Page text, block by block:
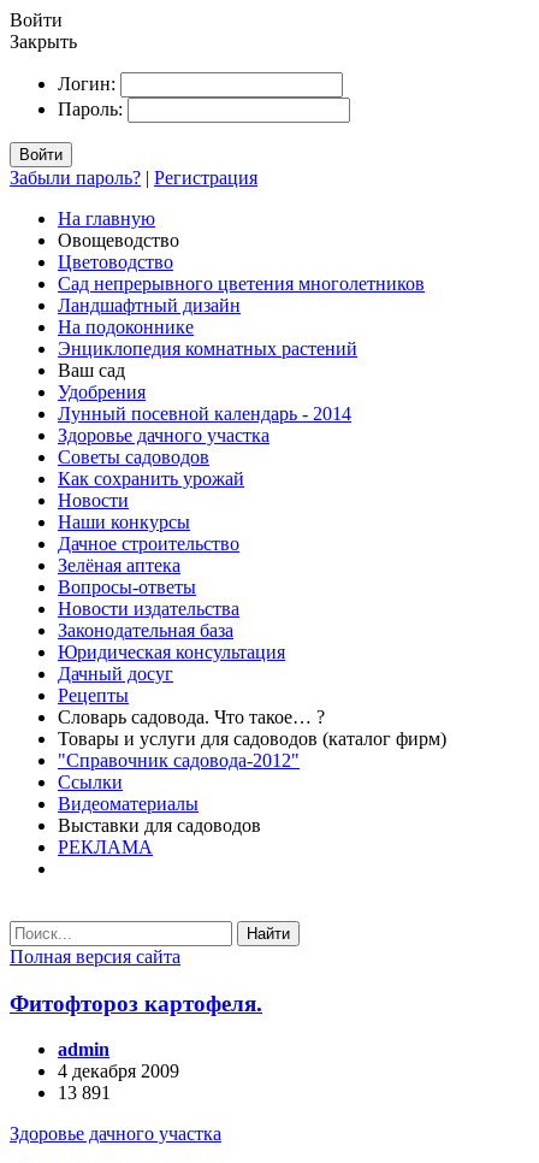
Войти
Закрыть
Логин:
Пароль:
Войти
Забыли пароль? | Регистрация
На главную
Овощеводство
Цветоводство
Сад непрерывного цветения многолетников
Ландшафтный дизайн
На подоконнике
Энциклопедия комнатных растений
Ваш сад
Удобрения
Лунный посевной календарь - 2014
Здоровье дачного участка
Советы садоводов
Как сохранить урожай
Новости
Наши конкурсы
Дачное строительство
Зелёная аптека
Вопросы-ответы
Новости издательства
Законодательная база
Юридическая консультация
Дачный досуг
Рецепты
Словарь садовода. Что такое… ?
Товары и услуги для садоводов (каталог фирм)
"Справочник садовода-2012"
Ссылки
Видеоматериалы
Выставки для садоводов
РЕКЛАМА
Найти
Полная версия сайта
Фитофтороз картофеля.
admin
4 декабря 2009
13 891
Здоровье дачного участка